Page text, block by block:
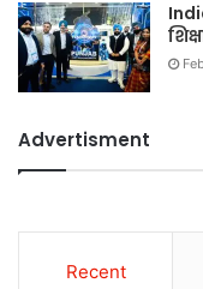
Advertisment
Recent